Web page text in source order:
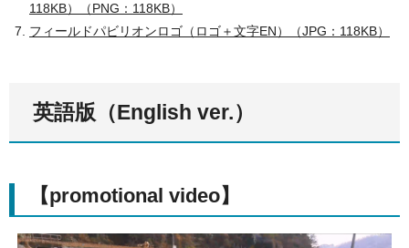
118KB）（PNG：118KB）
フィールドパビリオンロゴ（ロゴ＋文字EN）（JPG：118KB）
英語版（English ver.）
【promotional video】